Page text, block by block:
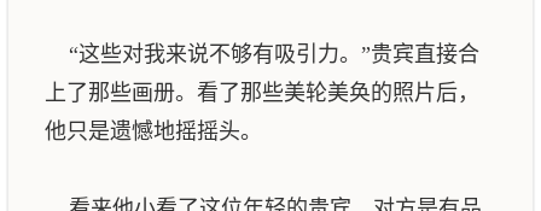
“这些对我来说不够有吸引力。”贵宾直接合
上了那些画册。看了那些美轮美奂的照片后，
他只是遗憾地摇摇头。